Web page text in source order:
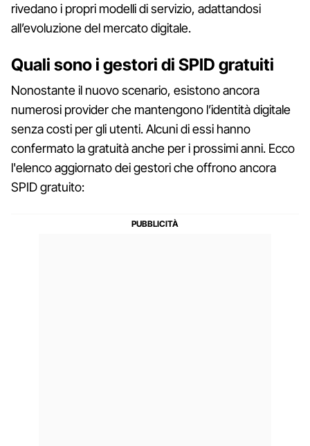
rivedano i propri modelli di servizio, adattandosi
all’evoluzione del mercato digitale.
Quali sono i gestori di SPID gratuiti
Nonostante il nuovo scenario, esistono ancora
numerosi provider che mantengono l’identità digitale
senza costi per gli utenti. Alcuni di essi hanno
confermato la gratuità anche per i prossimi anni. Ecco
l'elenco aggiornato dei gestori che offrono ancora
SPID gratuito: